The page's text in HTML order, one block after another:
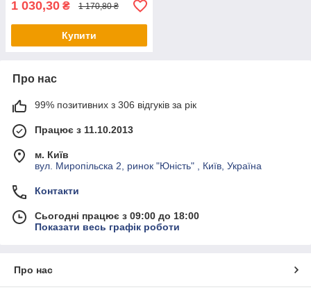
1 030,30 ₴ 1 170,80 ₴
Купити
Про нас
99% позитивних з 306 відгуків за рік
Працює з 11.10.2013
м. Київ
вул. Миропільска 2, ринок "Юність" , Київ, Україна
Контакти
Сьогодні працює з 09:00 до 18:00
Показати весь графік роботи
Про нас